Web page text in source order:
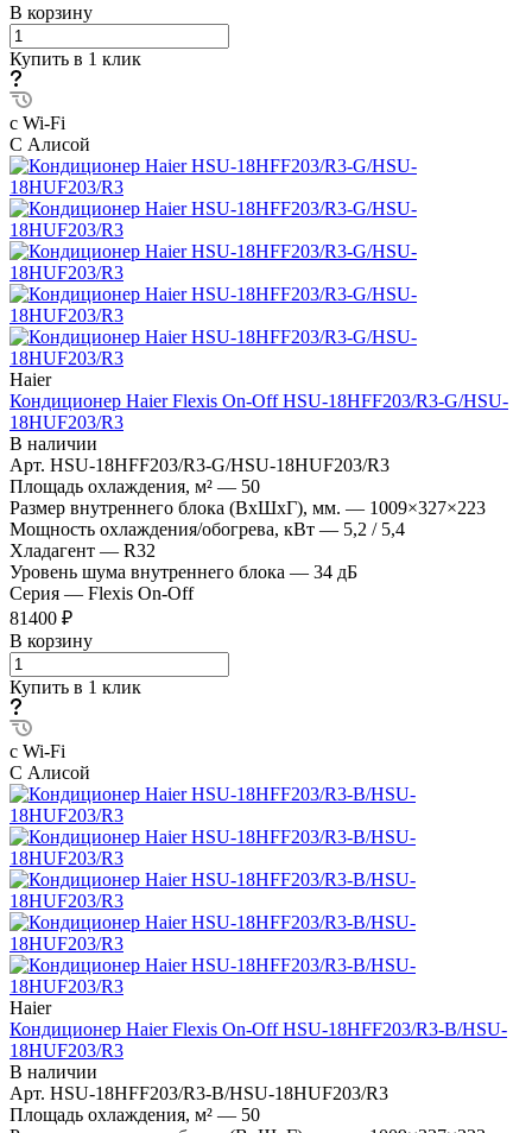
В корзину
Купить в 1 клик
с Wi-Fi
С Алисой
Haier
Кондиционер Haier Flexis On-Off HSU-18HFF203/R3-G/HSU-
18HUF203/R3
В наличии
Арт. HSU-18HFF203/R3-G/HSU-18HUF203/R3
Площадь охлаждения, м² — 50
Размер внутреннего блока (ВхШхГ), мм. — 1009×327×223
Мощность охлаждения/обогрева, кВт — 5,2 / 5,4
Хладагент — R32
Уровень шума внутреннего блока — 34 дБ
Серия — Flexis On-Off
81400 ₽
В корзину
Купить в 1 клик
с Wi-Fi
С Алисой
Haier
Кондиционер Haier Flexis On-Off HSU-18HFF203/R3-B/HSU-
18HUF203/R3
В наличии
Арт. HSU-18HFF203/R3-B/HSU-18HUF203/R3
Площадь охлаждения, м² — 50